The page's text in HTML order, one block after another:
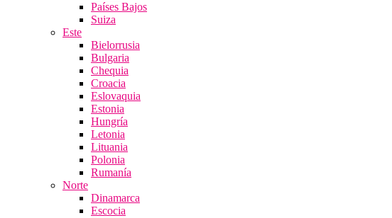
Países Bajos
Suiza
Este
Bielorrusia
Bulgaria
Chequia
Croacia
Eslovaquia
Estonia
Hungría
Letonia
Lituania
Polonia
Rumanía
Norte
Dinamarca
Escocia